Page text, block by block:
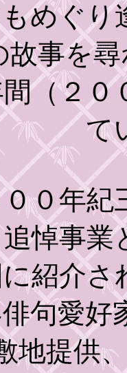
めぐり
事を尋
（２０
て
０年紀
悼事業
紹介さ
句愛好
地提供